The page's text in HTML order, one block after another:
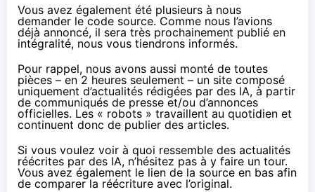
Vous avez également été plusieurs à nous
demander le code source. Comme nous l’avions
déjà annoncé, il sera très prochainement publié en
intégralité, nous vous tiendrons informés.
Pour rappel, nous avons aussi monté de toutes
pièces – en 2 heures seulement – un site composé
uniquement d’actualités rédigées par des IA, à partir
de communiqués de presse et/ou d’annonces
officielles. Les « robots » travaillent au quotidien et
continuent donc de publier des articles.
Si vous voulez voir à quoi ressemble des actualités
réécrites par des IA, n’hésitez pas à y faire un tour.
Vous avez également le lien de la source en bas afin
de comparer la réécriture avec l’original.